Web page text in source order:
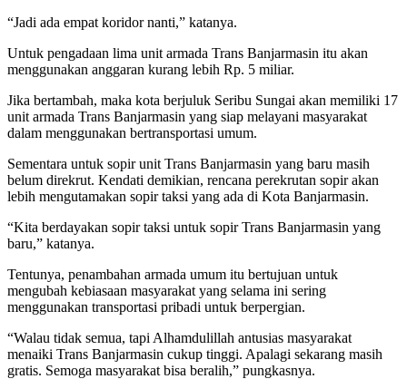
“Jadi ada empat koridor nanti,” katanya.
Untuk pengadaan lima unit armada Trans Banjarmasin itu akan
menggunakan anggaran kurang lebih Rp. 5 miliar.
Jika bertambah, maka kota berjuluk Seribu Sungai akan memiliki 17
unit armada Trans Banjarmasin yang siap melayani masyarakat
dalam menggunakan bertransportasi umum.
Sementara untuk sopir unit Trans Banjarmasin yang baru masih
belum direkrut. Kendati demikian, rencana perekrutan sopir akan
lebih mengutamakan sopir taksi yang ada di Kota Banjarmasin.
“Kita berdayakan sopir taksi untuk sopir Trans Banjarmasin yang
baru,” katanya.
Tentunya, penambahan armada umum itu bertujuan untuk
mengubah kebiasaan masyarakat yang selama ini sering
menggunakan transportasi pribadi untuk berpergian.
“Walau tidak semua, tapi Alhamdulillah antusias masyarakat
menaiki Trans Banjarmasin cukup tinggi. Apalagi sekarang masih
gratis. Semoga masyarakat bisa beralih,” pungkasnya.